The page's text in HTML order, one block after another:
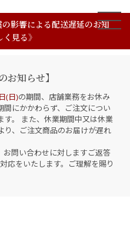
の影響による配送遅延のお知
見る》
お知らせ】
(日)の期間、店舗業務をお休み
にかかわらず、ご注文につい
す。 また、休業期間中又は休業
り、ご注文商品のお届けが遅れ
問い合わせに対しますご返答
応をいたします。ご理解を賜り